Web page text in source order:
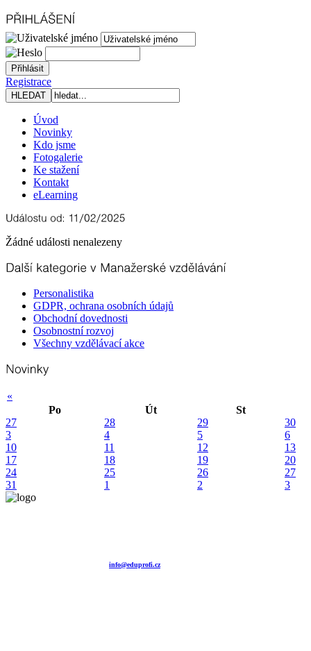
Registrace
Úvod
Novinky
Kdo jsme
Fotogalerie
Ke stažení
Kontakt
eLearning
Žádné události nenalezeny
Personalistika
GDPR, ochrana osobních údajů
Obchodní dovednosti
Osobnostní rozvoj
Všechny vzdělávací akce
«
Po
Út
St
27
28 29
30
3
4 5
6
10
11 12
13
17
18 19
20
24
25 26
27
31
1 2 3
info@eduprofi.cz